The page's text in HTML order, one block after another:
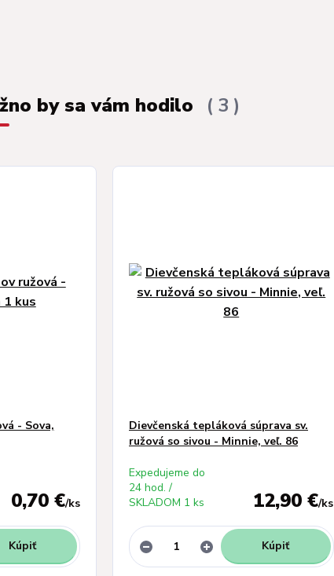
by sa vám hodilo 3
- Sova,
0,70 €/ks
Kúpiť
Dievčenská tepláková súprava sv.
ružová so sivou - Minnie, veľ. 86
12,90 €/ks
Expedujeme do
24 hod. /
SKLADOM 1 ks
Kúpiť